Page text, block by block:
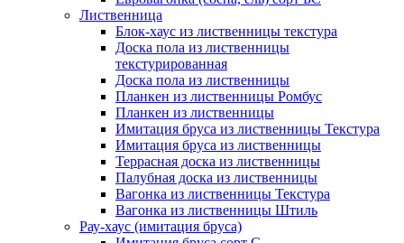
Лиственница
Блок-хаус из лиственницы текстура
Доска пола из лиственницы
текстурированная
Доска пола из лиственницы
Планкен из лиственницы Ромбус
Планкен из лиственницы
Имитация бруса из лиственницы Текстура
Имитация бруса из лиственницы
Террасная доска из лиственницы
Палубная доска из лиственницы
Вагонка из лиственницы Текстура
Вагонка из лиственницы Штиль
Рау-хаус (имитация бруса)